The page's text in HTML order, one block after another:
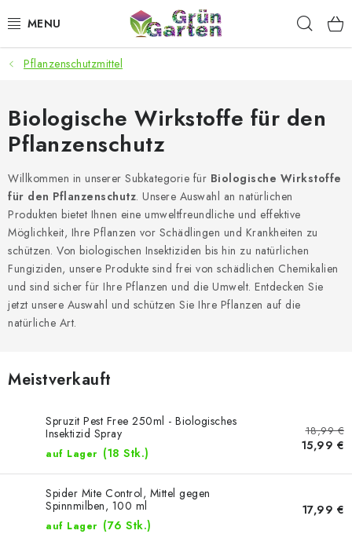
Inhalt
ANGEBOTE
LED PFLANZENLAMPEN
ANBAUBEDARF FÜR DEN HEIMANBAU
AQUARISTIK
MICROGREENS
SMARTER GARTEN
Geschäftsbewertung
Pflanzenschutzmittel
Biologische Wirkstoffe für den
Pflanzenschutz
Willkommen in unserer Subkategorie für Biologische Wirkstoffe
für den Pflanzenschutz. Unsere Auswahl an natürlichen
Produkten bietet Ihnen eine umweltfreundliche und effektive
Möglichkeit, Ihre Pflanzen vor Schädlingen und Krankheiten zu
schützen. Von biologischen Insektiziden bis hin zu natürlichen
Fungiziden, unsere Produkte sind frei von schädlichen Chemikalien
und sind sicher für Ihre Pflanzen und die Umwelt. Entdecken Sie
jetzt unsere Auswahl und schützen Sie Ihre Pflanzen auf die
natürliche Art.
Meistverkauft
Spruzit Pest Free 250ml - Biologisches
Insektizid Spray
auf Lager (18 Stk.)
18,99 €
15,99 €
Spider Mite Control, Mittel gegen
Spinnmilben, 100 ml
auf Lager (76 Stk.)
17,99 €